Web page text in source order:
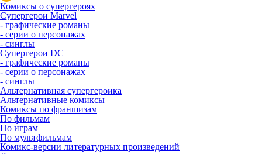
Комиксы о супергероях
Супергерои Marvel
- графические романы
- серии о персонажах
- синглы
Супергерои DC
- графические романы
- серии о персонажах
- синглы
Альтернативная супергероика
Альтернативные комиксы
Комиксы по франшизам
По фильмам
По играм
По мультфильмам
Комикс-версии литературных произведений